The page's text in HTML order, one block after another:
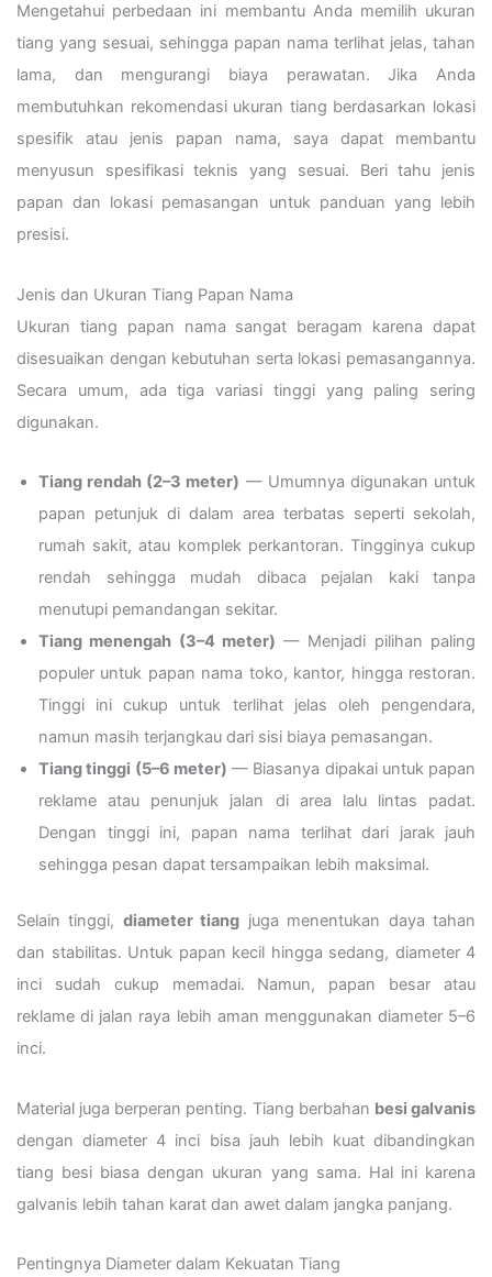
Mengetahui perbedaan ini membantu Anda memilih ukuran
tiang yang sesuai, sehingga papan nama terlihat jelas, tahan
lama, dan mengurangi biaya perawatan. Jika Anda
membutuhkan rekomendasi ukuran tiang berdasarkan lokasi
spesifik atau jenis papan nama, saya dapat membantu
menyusun spesifikasi teknis yang sesuai. Beri tahu jenis
papan dan lokasi pemasangan untuk panduan yang lebih
presisi.
Jenis dan Ukuran Tiang Papan Nama
Ukuran tiang papan nama sangat beragam karena dapat
disesuaikan dengan kebutuhan serta lokasi pemasangannya.
Secara umum, ada tiga variasi tinggi yang paling sering
digunakan.
Tiang rendah (2–3 meter) — Umumnya digunakan untuk
papan petunjuk di dalam area terbatas seperti sekolah,
rumah sakit, atau komplek perkantoran. Tingginya cukup
rendah sehingga mudah dibaca pejalan kaki tanpa
menutupi pemandangan sekitar.
Tiang menengah (3–4 meter) — Menjadi pilihan paling
populer untuk papan nama toko, kantor, hingga restoran.
Tinggi ini cukup untuk terlihat jelas oleh pengendara,
namun masih terjangkau dari sisi biaya pemasangan.
Tiang tinggi (5–6 meter) — Biasanya dipakai untuk papan
reklame atau penunjuk jalan di area lalu lintas padat.
Dengan tinggi ini, papan nama terlihat dari jarak jauh
sehingga pesan dapat tersampaikan lebih maksimal.
Selain tinggi, diameter tiang juga menentukan daya tahan
dan stabilitas. Untuk papan kecil hingga sedang, diameter 4
inci sudah cukup memadai. Namun, papan besar atau
reklame di jalan raya lebih aman menggunakan diameter 5–6
inci.
Material juga berperan penting. Tiang berbahan besi galvanis
dengan diameter 4 inci bisa jauh lebih kuat dibandingkan
tiang besi biasa dengan ukuran yang sama. Hal ini karena
galvanis lebih tahan karat dan awet dalam jangka panjang.
Pentingnya Diameter dalam Kekuatan Tiang